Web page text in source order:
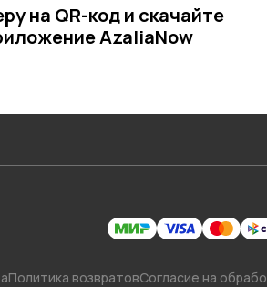
на QR-код и скачайте
AzaliaNow
Политика возвратовСогласие на